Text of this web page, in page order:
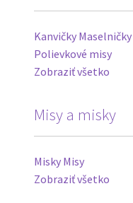
Kanvičky Maselničky
Polievkové misy
Zobraziť všetko
Misy a misky
Misky Misy
Zobraziť všetko